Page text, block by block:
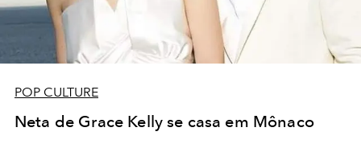
POP CULTURE
Neta de Grace Kelly se casa em Mônaco